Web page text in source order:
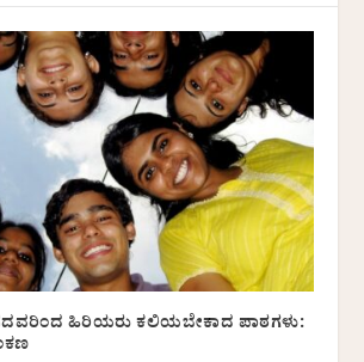
ಹಿರಿಯರು ಕಲಿಯಬೇಕಾದ ಪಾಠಗಳು: